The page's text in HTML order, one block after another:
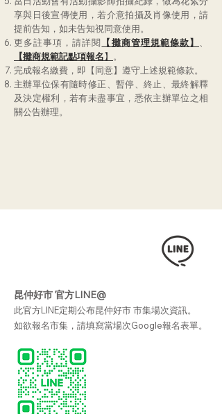
享與日後宣傳使用，若介意拍攝及肖像使用，請
提前告知，如未告知視同意使用。​
更多註事項，請詳閱
【攤商管理規範條款】
【攤商規範記點項報名】
。
​完成報名繳費，即【同意】遵守上述規範條款。
主辦單位保有隨時修正、暫停、終止、最終解釋
及決定權利，若有未盡事宜，悉依主辦單位之相
關公告辦理。
昆仲好市 官方LINE@
此官方LINE定期公布昆仲好市 市集場次資訊。
如欲報名市集，請填寫當場次Google報名表單。